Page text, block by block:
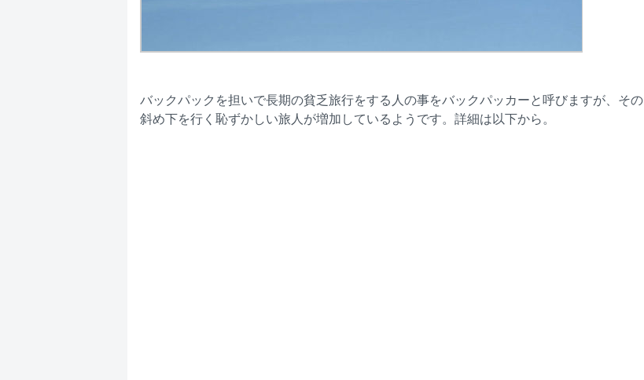
バックパックを担いで長期の貧乏旅行をする人の事をバックパッカーと呼びますが、その
斜め下を行く恥ずかしい旅人が増加しているようです。詳細は以下から。